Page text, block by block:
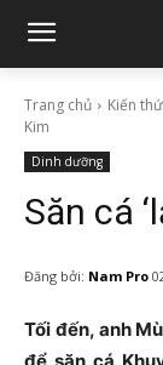
Trang chủ Kiến
Kim
Dinh dưỡng
Săn cá
Đăng bởi: Nam Pro
Tối đến, anh